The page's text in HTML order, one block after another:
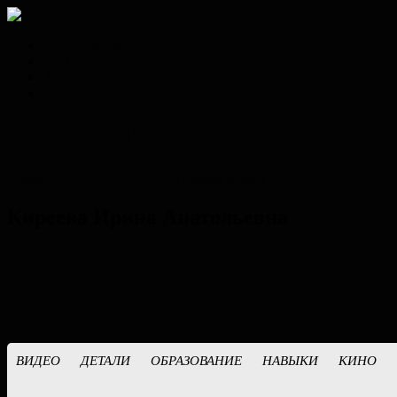
ВИДЕО ДЕТАЛИ ОБРАЗОВАНИЕ НАВЫКИ КИНО